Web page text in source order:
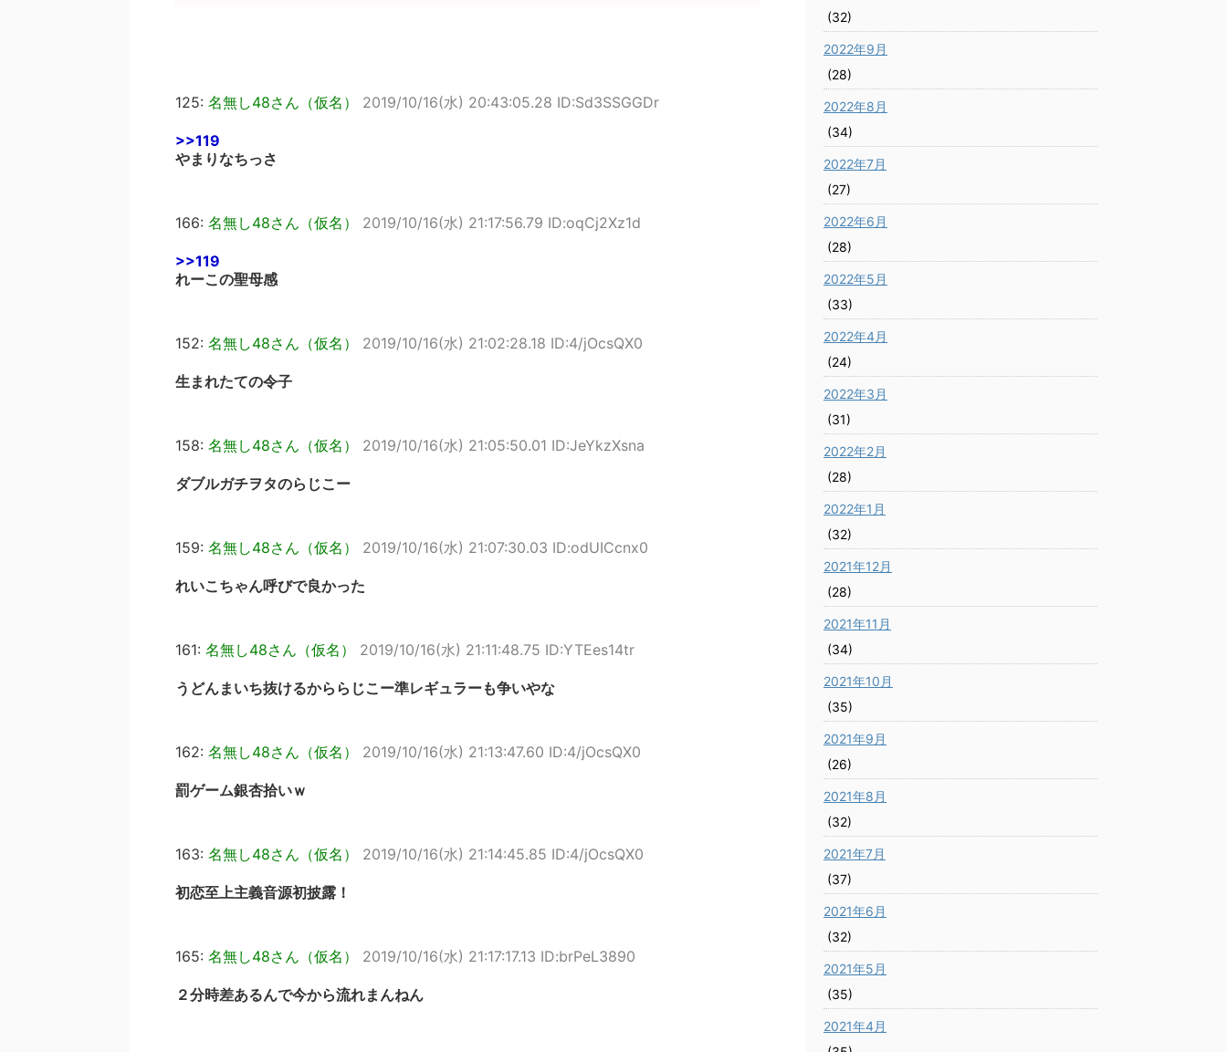
125: 名無し48さん（仮名） 2019/10/16(水) 20:43:05.28 ID:Sd3SSGGDr
>>119
やまりなちっさ
166: 名無し48さん（仮名） 2019/10/16(水) 21:17:56.79 ID:oqCj2Xz1d
>>119
れーこの聖母感
152: 名無し48さん（仮名） 2019/10/16(水) 21:02:28.18 ID:4/jOcsQX0
生まれたての令子
158: 名無し48さん（仮名） 2019/10/16(水) 21:05:50.01 ID:JeYkzXsna
ダブルガチヲタのらじこー
159: 名無し48さん（仮名） 2019/10/16(水) 21:07:30.03 ID:odUICcnx0
れいこちゃん呼びで良かった
161: 名無し48さん（仮名） 2019/10/16(水) 21:11:48.75 ID:YTEes14tr
うどんまいち抜けるかららじこー準レギュラーも争いやな
162: 名無し48さん（仮名） 2019/10/16(水) 21:13:47.60 ID:4/jOcsQX0
罰ゲーム銀杏拾いｗ
163: 名無し48さん（仮名） 2019/10/16(水) 21:14:45.85 ID:4/jOcsQX0
初恋至上主義音源初披露！
165: 名無し48さん（仮名） 2019/10/16(水) 21:17:17.13 ID:brPeL3890
２分時差あるんで今から流れまんねん
(32)
2022年9月
(28)
2022年8月
(34)
2022年7月
(27)
2022年6月
(28)
2022年5月
(33)
2022年4月
(24)
2022年3月
(31)
2022年2月
(28)
2022年1月
(32)
2021年12月
(28)
2021年11月
(34)
2021年10月
(35)
2021年9月
(26)
2021年8月
(32)
2021年7月
(37)
2021年6月
(32)
2021年5月
(35)
2021年4月